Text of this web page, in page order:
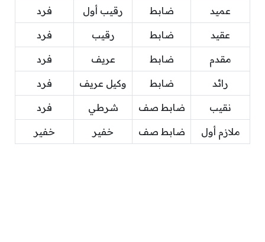
عميد ضابط رقيب أول فرد
عقيد ضابط رقيب فرد
مقدم ضابط عريف فرد
رائد ضابط وكيل عريف فرد
نقيب ضابط صف شرطي فرد
ملازم أول ضابط صف خفير خفير